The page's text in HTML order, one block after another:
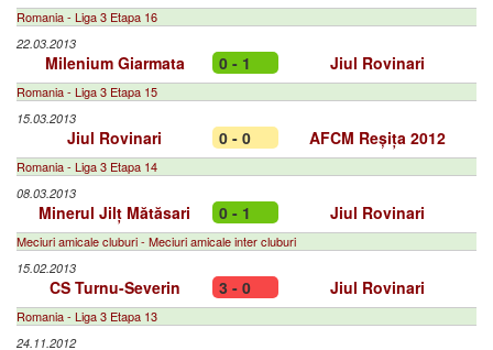
Romania - Liga 3 Etapa 16
22.03.2013
Milenium Giarmata 0 - 1 Jiul Rovinari
Romania - Liga 3 Etapa 15
15.03.2013
Jiul Rovinari 0 - 0 AFCM Reșița 2012
Romania - Liga 3 Etapa 14
08.03.2013
Minerul Jilț Mătăsari 0 - 1 Jiul Rovinari
Meciuri amicale cluburi - Meciuri amicale inter cluburi
15.02.2013
CS Turnu-Severin 3 - 0 Jiul Rovinari
Romania - Liga 3 Etapa 13
24.11.2012